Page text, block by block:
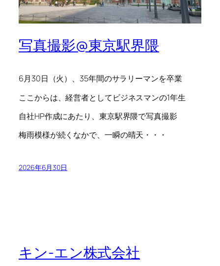
写真撮影@東京駅界隈
6月30日（火）、35年間のサラリーマンを卒業
ここからは、経営者としてビジネスマンの1年生
自社HP作成にあたり、東京駅界隈で写真撮影
梅雨模様が続くなかで、一瞬の晴天・・・
2026年6月30日
キン-エン株式会社